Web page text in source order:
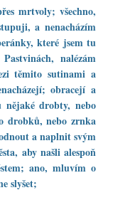
mrtvoly; všechno,
a nenacházím
které jsem tu
nalézám
těmito sutinami a
obracejí a
nějaké drobty, nebo
drobků, nebo zrnka
a naplnit svým
aby našli alespoň
ano, mluvím o
slyšet;